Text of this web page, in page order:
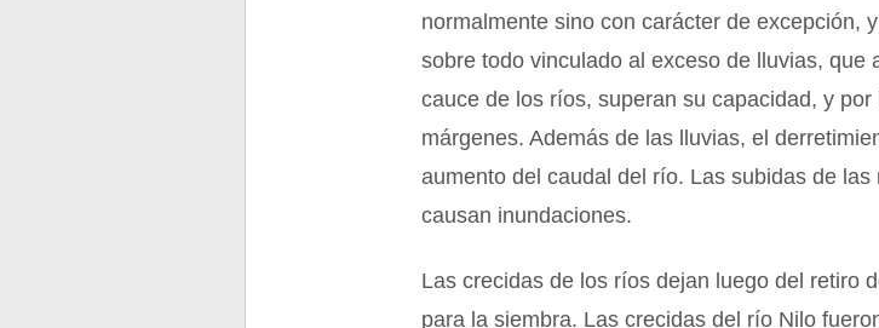
normalmente sino con carácter de excepción,
sobre todo vinculado al exceso de lluvias, que
cauce de los ríos, superan su capacidad, y
márgenes. Además de las lluvias, el
aumento del caudal del río. Las subidas de
causan inundaciones.
Las crecidas de los ríos dejan luego del retiro
para la siembra. Las crecidas del río Nilo